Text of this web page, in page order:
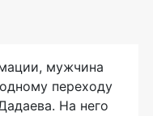
мужчина
переходу
На него